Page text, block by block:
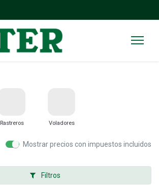
Rastreros Voladores
Mostrar precios con impuestos incluidos
Filtros